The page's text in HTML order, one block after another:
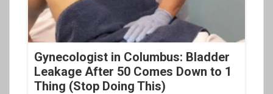
Gynecologist in Columbus: Bladder
Leakage After 50 Comes Down to 1
Thing (Stop Doing This)